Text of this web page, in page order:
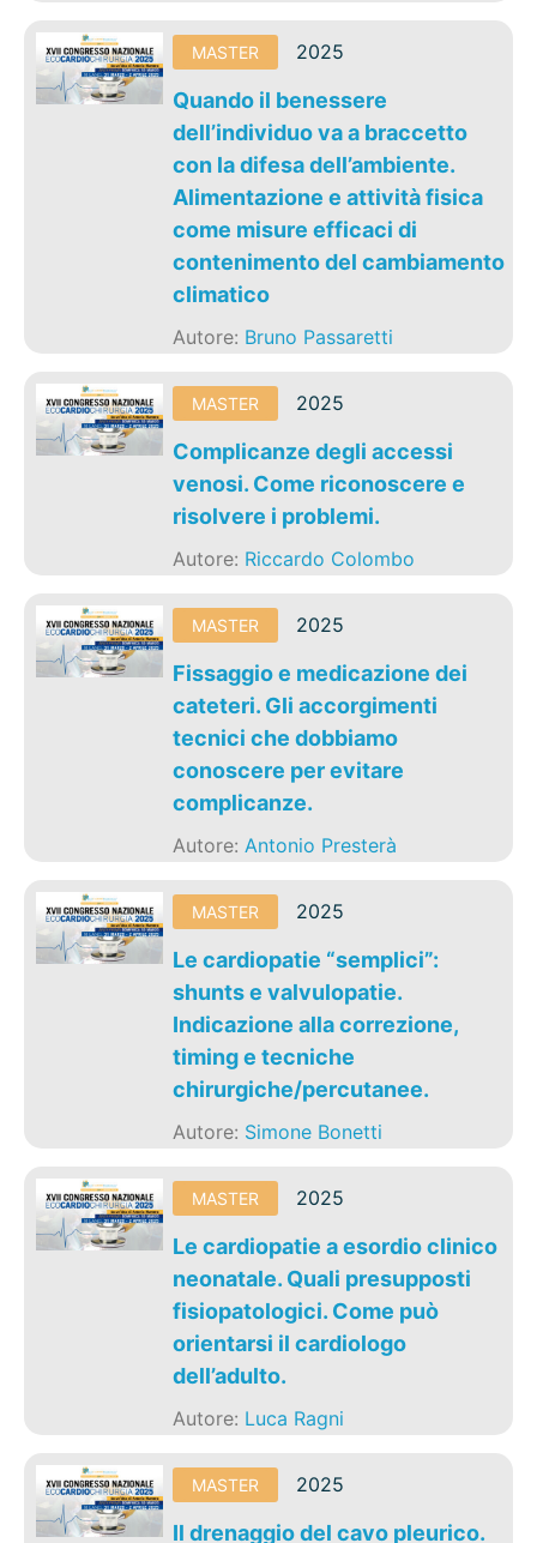
MASTER 2025
Quando il benessere
dell’individuo va a braccetto
con la difesa dell’ambiente.
Alimentazione e attività fisica
come misure efficaci di
contenimento del cambiamento
climatico
Autore: Bruno Passaretti
MASTER 2025
Complicanze degli accessi
venosi. Come riconoscere e
risolvere i problemi.
Autore: Riccardo Colombo
MASTER 2025
Fissaggio e medicazione dei
cateteri. Gli accorgimenti
tecnici che dobbiamo
conoscere per evitare
complicanze.
Autore:Antonio Presterà
MASTER 2025
Le cardiopatie “semplici”:
shunts e valvulopatie.
Indicazione alla correzione,
timing e tecniche
chirurgiche/percutanee.
Autore: Simone Bonetti
MASTER 2025
Le cardiopatie a esordio clinico
neonatale. Quali presupposti
fisiopatologici. Come può
orientarsi il cardiologo
dell’adulto.
Autore: Luca Ragni
MASTER 2025
Il drenaggio del cavo pleurico.